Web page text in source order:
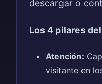
descargar o
Los 4 pilares
Atención:
visitante en